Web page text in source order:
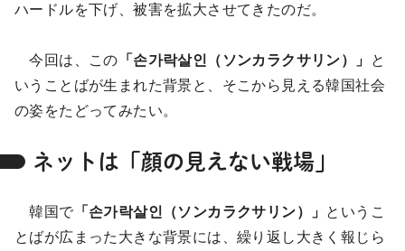
ハードルを下げ、被害を拡大させてきたのだ。
今回は、この 「손가락살인（ソンカラクサリン）」
と
いうことばが生まれた背景と、そこから見える韓国社会
の姿をたどってみたい。
ネットは「顔の見えない戦場」
韓国で 「손가락살인（ソンカラクサリン）」 というこ
とばが広まった大きな背景には、繰り返し大きく報じら